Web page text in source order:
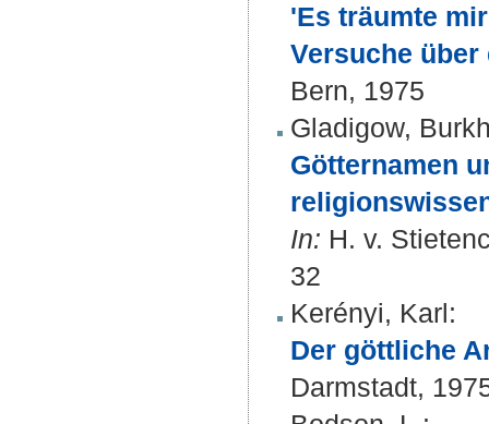
'Es träumte
Versuche über
Bern, 1975
Gladigow,
Götternamen
In: H. v.
32
Kerényi, Karl:
Der göttliche
Darmstadt,